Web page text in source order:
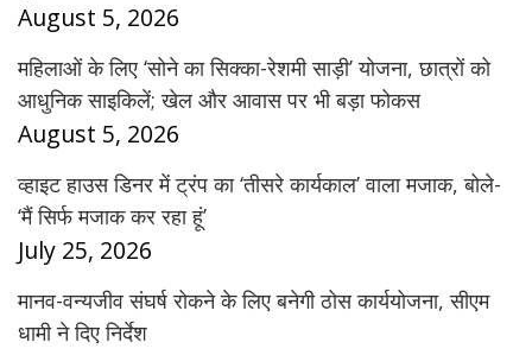
August 5, 2026
महिलाओं के लिए ‘सोने का सिक्का-रेशमी साड़ी’ योजना, छात्रों को
आधुनिक साइकिलें; खेल और आवास पर भी बड़ा फोकस
August 5, 2026
व्हाइट हाउस डिनर में ट्रंप का ‘तीसरे कार्यकाल’ वाला मजाक, बोले-
‘मैं सिर्फ मजाक कर रहा हूं’
July 25, 2026
मानव-वन्यजीव संघर्ष रोकने के लिए बनेगी ठोस कार्ययोजना, सीएम
धामी ने दिए निर्देश